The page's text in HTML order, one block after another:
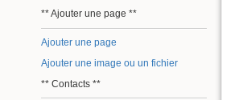
** Ajouter une page **
Ajouter une page
Ajouter une image ou un fichier
** Contacts **